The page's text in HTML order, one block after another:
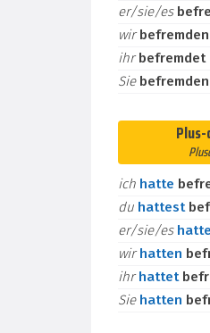
er/sie/es
wirbefremden
ihrbefremdet
Sie befremden
ich hatte
du hattest
er/sie/es hatte
wirhatten
ihrhattet
Sie hatten